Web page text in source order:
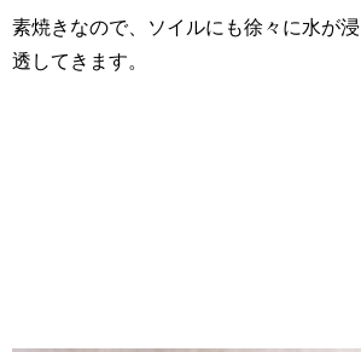
素焼きなので、ソイルにも徐々に水が浸
透してきます。